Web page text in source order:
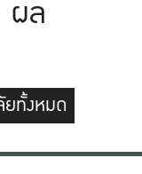
ผล
ยทั้งหมด